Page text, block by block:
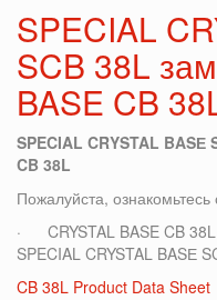
хроматических
картотек
GL
SPECIAL
SCB 38L
BASE CB
SPECIAL CRYSTAL BASЕ
CB 38L
Пожалуйста,
· CRYSTAL BASE CB 38L
SPECIAL CRYSTAL BASЕ
CB 38L Product Data Sheet